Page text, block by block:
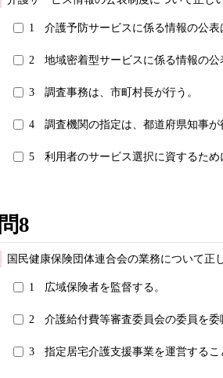
1 介護予防サービスに係る情報の公
2 地域密着型サービスに係る情報の
3 調査事務は、市町村長が行う。
4 調査機関の指定は、都道府県知事が
5 利用者のサービス選択に資するため
問8
国民健康保険団体連合会の業務について正
1 広域保険者を監督する。
2 介護給付費等審査委員会の委員を委
3 指定居宅介護支援事業を運営する